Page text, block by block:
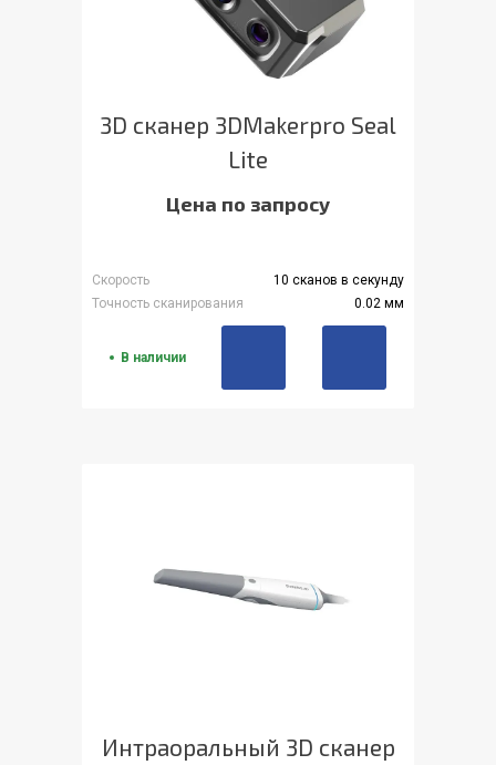
3D сканер 3DMakerpro Seal
Lite
Цена по запросу
Скорость
10 сканов в секунду
Точность сканирования
0.02 мм
В наличии
Интраоральный 3D сканер